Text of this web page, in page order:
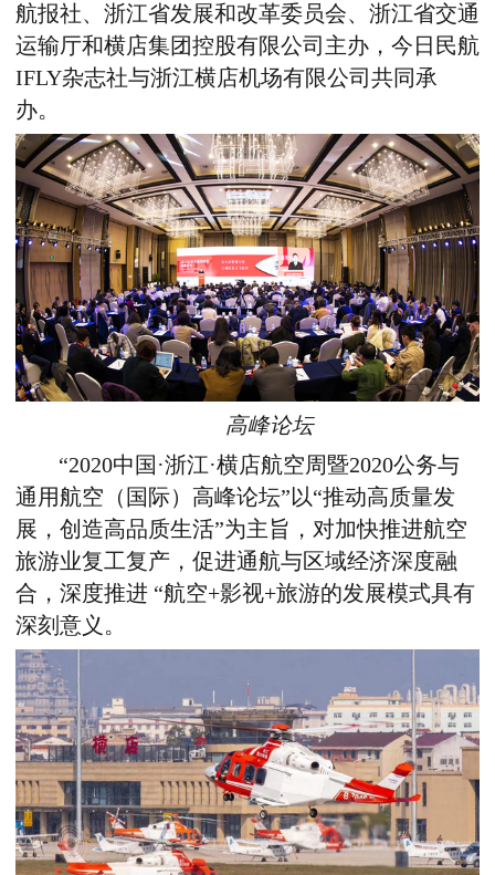
航报社、浙江省发展和改革委员会、浙江省交通
运输厅和横店集团控股有限公司主办，今日民航
IFLY杂志社与浙江横店机场有限公司共同承
办。
高峰论坛
“2020中国·浙江·横店航空周暨2020公务与
通用航空（国际）高峰论坛”以“推动高质量发
展，创造高品质生活”为主旨，对加快推进航空
旅游业复工复产，促进通航与区域经济深度融
合，深度推进 “航空+影视+旅游的发展模式具有
深刻意义。